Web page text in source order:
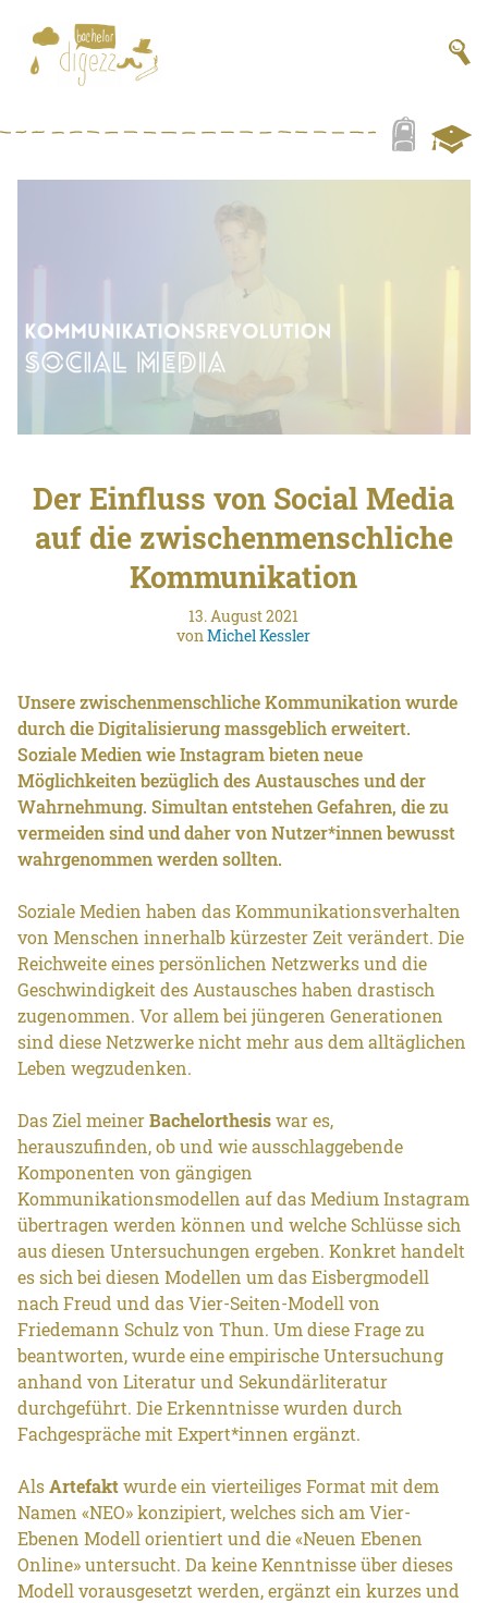
Der Einfluss von Social Media
auf die zwischenmenschliche
Kommunikation
13. August 2021
vonMichel Kessler
Unsere zwischenmenschliche Kommunikation wurde
durch die Digitalisierung massgeblich erweitert.
Soziale Medien wie Instagram bieten neue
Möglichkeiten bezüglich des Austausches und der
Wahrnehmung. Simultan entstehen Gefahren, die zu
vermeiden sind und daher von Nutzer*innen bewusst
wahrgenommen werden sollten.
Soziale Medien haben das Kommunikationsverhalten
von Menschen innerhalb kürzester Zeit verändert. Die
Reichweite eines persönlichen Netzwerks und die
Geschwindigkeit des Austausches haben drastisch
zugenommen. Vor allem bei jüngeren Generationen
sind diese Netzwerke nicht mehr aus dem alltäglichen
Leben wegzudenken.
Das Ziel meinerBachelorthesiswar es,
herauszufinden, ob und wie ausschlaggebende
Komponenten von gängigen
Kommunikationsmodellen auf das Medium Instagram
übertragen werden können und welche Schlüsse sich
aus diesen Untersuchungen ergeben. Konkret handelt
es sich bei diesen Modellen um das Eisbergmodell
nach Freud und das Vier-Seiten-Modell von
Friedemann Schulz von Thun. Um diese Frage zu
beantworten, wurde eine empirische Untersuchung
anhand von Literatur und Sekundärliteratur
durchgeführt. Die Erkenntnisse wurden durch
Fachgespräche mit Expert*innen ergänzt.
AlsArtefaktwurde ein vierteiliges Format mit dem
Namen «NEO» konzipiert, welches sich am Vier-
Ebenen Modell orientiert und die «Neuen Ebenen
Online» untersucht. Da keine Kenntnisse über dieses
Modell vorausgesetzt werden, ergänzt ein kurzes und